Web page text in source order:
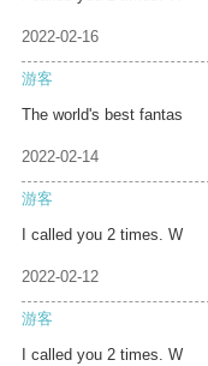
2022-02-16
游客
The world's best fantas
2022-02-14
游客
I called you 2 times. W
2022-02-12
游客
I called you 2 times. W